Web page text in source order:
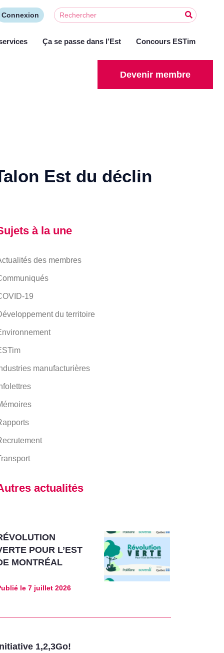
Connexion
Ça se passe dans l’Est Concours ESTim
Devenir membre
Est du déclin
à la une
des membres
19
du territoire
manufacturières
actualités
POUR L’EST
MONTRÉAL
le7 juillet 2026
1,2,3Go!